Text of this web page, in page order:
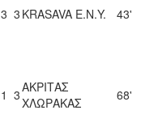
3 3 KRASAVA Ε.Ν.Y. 43'
1 3ΑΚΡΙΤΑΣ
ΧΛΩΡΑΚΑΣ
68'